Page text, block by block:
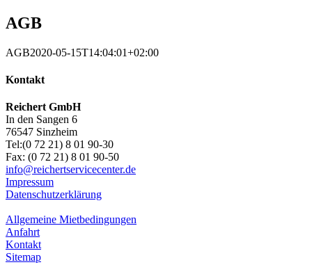
AGB
AGB2020-05-15T14:04:01+02:00
Kontakt
Reichert GmbH
In den Sangen 6
76547 Sinzheim
Tel:(0 72 21) 8 01 90-30
Fax: (0 72 21) 8 01 90-50
info@reichertservicecenter.de
Impressum
Datenschutzerklärung
Allgemeine Mietbedingungen
Anfahrt
Kontakt
Sitemap